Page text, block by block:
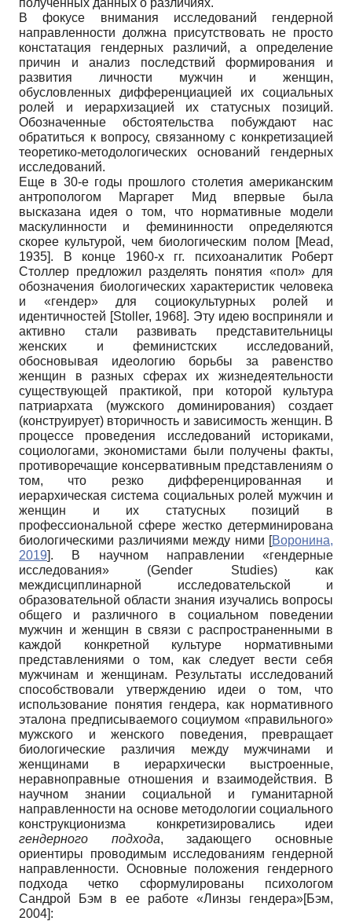
полученных данных о различиях.
В фокусе внимания исследований гендерной
направленности должна присутствовать не просто
констатация гендерных различий, а определение
причин и анализ последствий формирования и
развития личности мужчин и женщин,
обусловленных дифференциацией их социальных
ролей и иерархизацией их статусных позиций.
Обозначенные обстоятельства побуждают нас
обратиться к вопросу, связанному с конкретизацией
теоретико-методологических оснований гендерных
исследований.
Еще в 30-е годы прошлого столетия американским
антропологом Маргарет Мид впервые была
высказана идея о том, что нормативные модели
маскулинности и фемининности определяются
скорее культурой, чем биологическим полом [Mead,
1935]. В конце 1960-х гг. психоаналитик Роберт
Столлер предложил разделять понятия «пол» для
обозначения биологических характеристик человека
и «гендер» для социокультурных ролей и
идентичностей [Stoller, 1968]. Эту идею восприняли и
активно стали развивать представительницы
женских и феминистских исследований,
обосновывая идеологию борьбы за равенство
женщин в разных сферах их жизнедеятельности
существующей практикой, при которой культура
патриархата (мужского доминирования) создает
(конструирует) вторичность и зависимость женщин. В
процессе проведения исследований историками,
социологами, экономистами были получены факты,
противоречащие консервативным представлениям о
том, что резко дифференцированная и
иерархическая система социальных ролей мужчин и
женщин и их статусных позиций в
профессиональной сфере жестко детерминирована
биологическими различиями между ними [Воронина,
2019]. В научном направлении «гендерные
исследования» (Gender Studies) как
междисциплинарной исследовательской и
образовательной области знания изучались вопросы
общего и различного в социальном поведении
мужчин и женщин в связи с распространенными в
каждой конкретной культуре нормативными
представлениями о том, как следует вести себя
мужчинам и женщинам. Результаты исследований
способствовали утверждению идеи о том, что
использование понятия гендера, как нормативного
эталона предписываемого социумом «правильного»
мужского и женского поведения, превращает
биологические различия между мужчинами и
женщинами в иерархически выстроенные,
неравноправные отношения и взаимодействия. В
научном знании социальной и гуманитарной
направленности на основе методологии социального
конструкционизма конкретизировались идеи
гендерного подхода, задающего основные
ориентиры проводимым исследованиям гендерной
направленности. Основные положения гендерного
подхода четко сформулированы психологом
Сандрой Бэм в ее работе «Линзы гендера»[Бэм,
2004]: